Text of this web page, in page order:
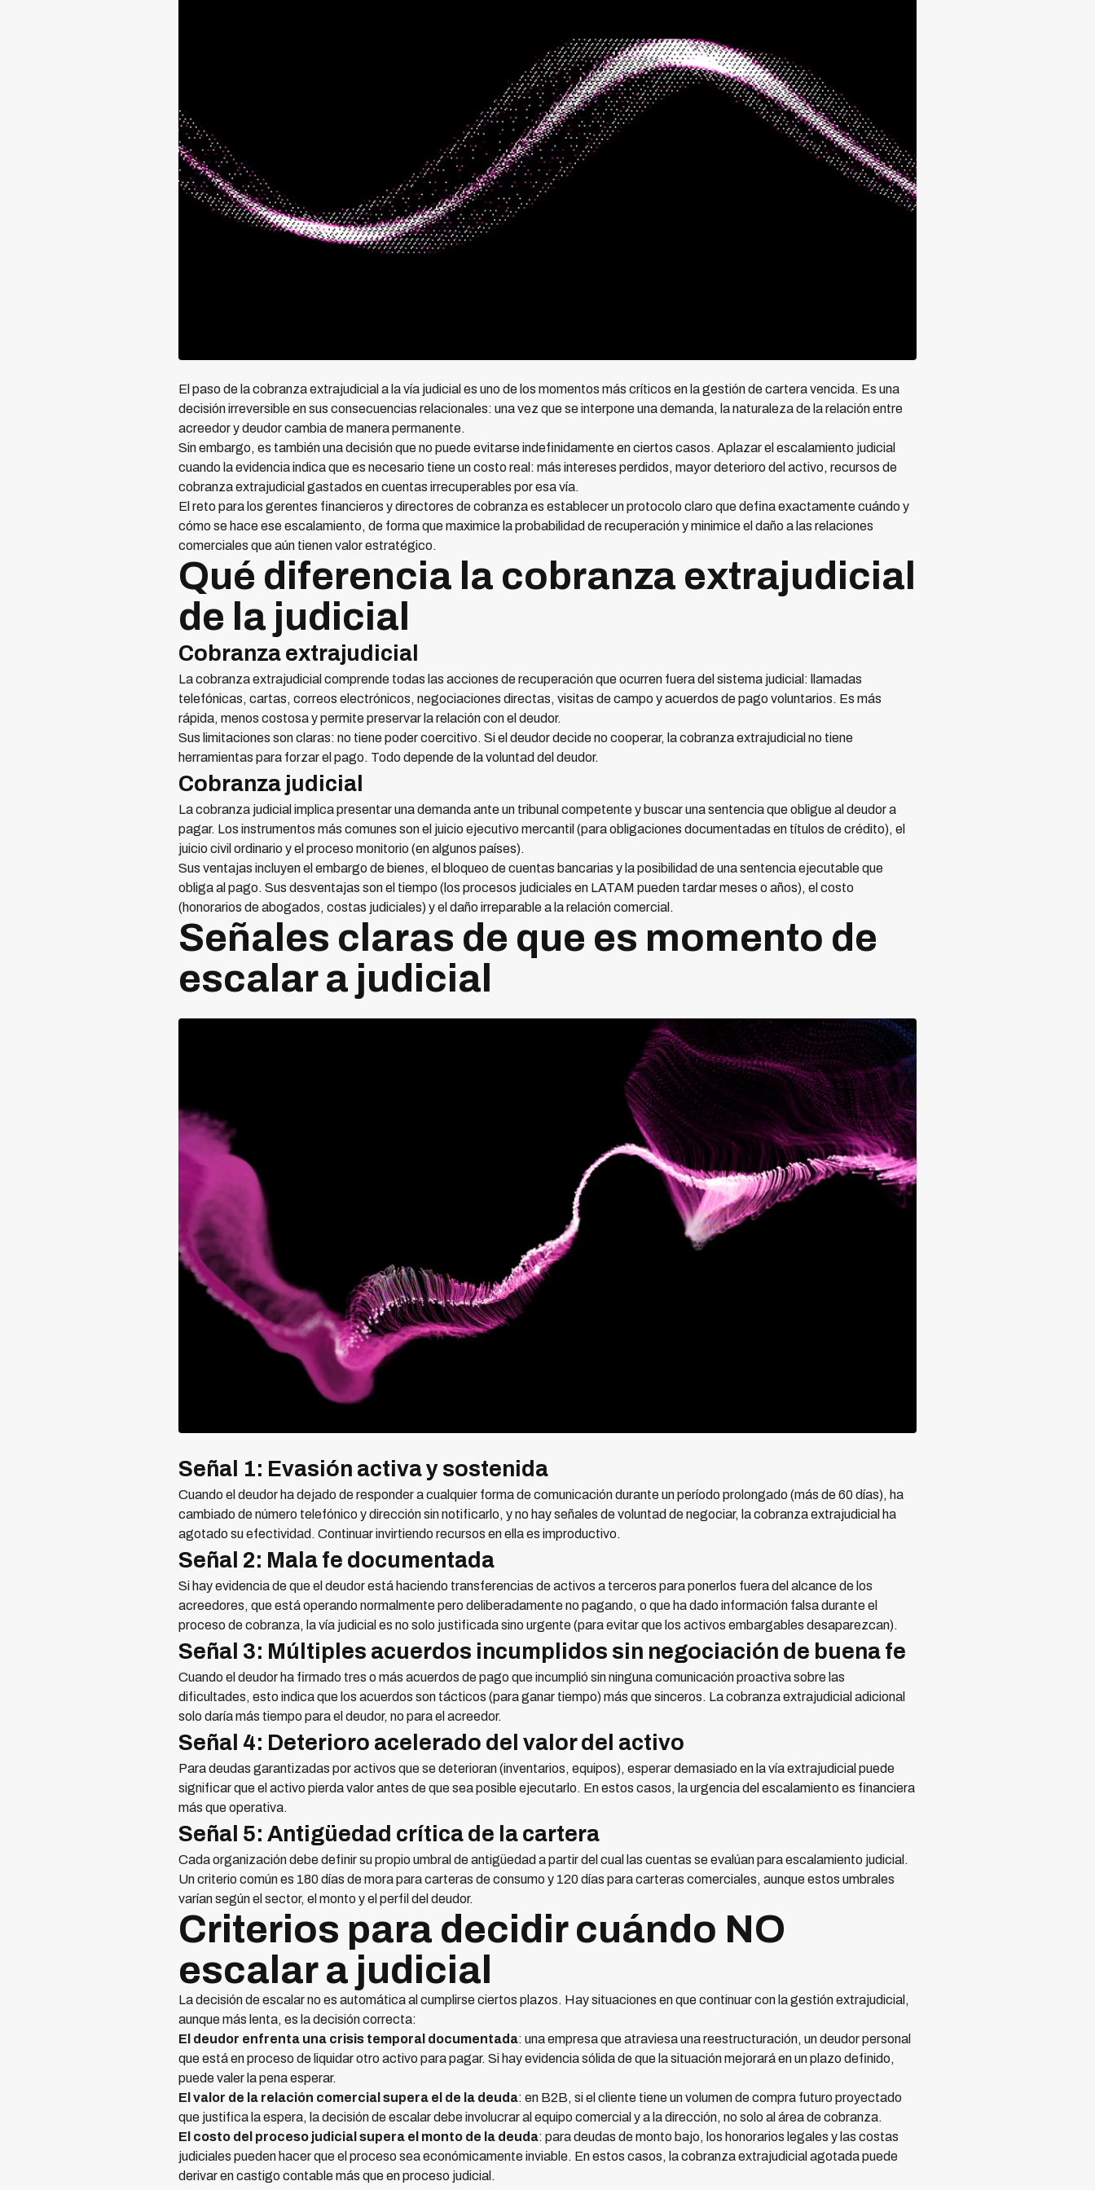
El paso de la cobranza extrajudicial a la vía judicial es uno de los momentos más críticos en la gestión de cartera vencida. Es una
decisión irreversible en sus consecuencias relacionales: una vez que se interpone una demanda, la naturaleza de la relación entre
acreedor y deudor cambia de manera permanente.
Sin embargo, es también una decisión que no puede evitarse indefinidamente en ciertos casos. Aplazar el escalamiento judicial
cuando la evidencia indica que es necesario tiene un costo real: más intereses perdidos, mayor deterioro del activo, recursos de
cobranza extrajudicial gastados en cuentas irrecuperables por esa vía.
El reto para los gerentes financieros y directores de cobranza es establecer un protocolo claro que defina exactamente cuándo y
cómo se hace ese escalamiento, de forma que maximice la probabilidad de recuperación y minimice el daño a las relaciones
comerciales que aún tienen valor estratégico.
Qué diferencia la cobranza extrajudicial
de la judicial
Cobranza extrajudicial
La cobranza extrajudicial comprende todas las acciones de recuperación que ocurren fuera del sistema judicial: llamadas
telefónicas, cartas, correos electrónicos, negociaciones directas, visitas de campo y acuerdos de pago voluntarios. Es más
rápida, menos costosa y permite preservar la relación con el deudor.
Sus limitaciones son claras: no tiene poder coercitivo. Si el deudor decide no cooperar, la cobranza extrajudicial no tiene
herramientas para forzar el pago. Todo depende de la voluntad del deudor.
Cobranza judicial
La cobranza judicial implica presentar una demanda ante un tribunal competente y buscar una sentencia que obligue al deudor a
pagar. Los instrumentos más comunes son el juicio ejecutivo mercantil (para obligaciones documentadas en títulos de crédito), el
juicio civil ordinario y el proceso monitorio (en algunos países).
Sus ventajas incluyen el embargo de bienes, el bloqueo de cuentas bancarias y la posibilidad de una sentencia ejecutable que
obliga al pago. Sus desventajas son el tiempo (los procesos judiciales en LATAM pueden tardar meses o años), el costo
(honorarios de abogados, costas judiciales) y el daño irreparable a la relación comercial.
Señales claras de que es momento de
escalar a judicial
Señal 1: Evasión activa y sostenida
Cuando el deudor ha dejado de responder a cualquier forma de comunicación durante un período prolongado (más de 60 días), ha
cambiado de número telefónico y dirección sin notificarlo, y no hay señales de voluntad de negociar, la cobranza extrajudicial ha
agotado su efectividad. Continuar invirtiendo recursos en ella es improductivo.
Señal 2: Mala fe documentada
Si hay evidencia de que el deudor está haciendo transferencias de activos a terceros para ponerlos fuera del alcance de los
acreedores, que está operando normalmente pero deliberadamente no pagando, o que ha dado información falsa durante el
proceso de cobranza, la vía judicial es no solo justificada sino urgente (para evitar que los activos embargables desaparezcan).
Señal 3: Múltiples acuerdos incumplidos sin negociación de buena fe
Cuando el deudor ha firmado tres o más acuerdos de pago que incumplió sin ninguna comunicación proactiva sobre las
dificultades, esto indica que los acuerdos son tácticos (para ganar tiempo) más que sinceros. La cobranza extrajudicial adicional
solo daría más tiempo para el deudor, no para el acreedor.
Señal 4: Deterioro acelerado del valor del activo
Para deudas garantizadas por activos que se deterioran (inventarios, equipos), esperar demasiado en la vía extrajudicial puede
significar que el activo pierda valor antes de que sea posible ejecutarlo. En estos casos, la urgencia del escalamiento es financiera
más que operativa.
Señal 5: Antigüedad crítica de la cartera
Cada organización debe definir su propio umbral de antigüedad a partir del cual las cuentas se evalúan para escalamiento judicial.
Un criterio común es 180 días de mora para carteras de consumo y 120 días para carteras comerciales, aunque estos umbrales
varían según el sector, el monto y el perfil del deudor.
Criterios para decidir cuándo NO
escalar a judicial
La decisión de escalar no es automática al cumplirse ciertos plazos. Hay situaciones en que continuar con la gestión extrajudicial,
aunque más lenta, es la decisión correcta:
El deudor enfrenta una crisis temporal documentada: una empresa que atraviesa una reestructuración, un deudor personal
que está en proceso de liquidar otro activo para pagar. Si hay evidencia sólida de que la situación mejorará en un plazo definido,
puede valer la pena esperar.
El valor de la relación comercial supera el de la deuda: en B2B, si el cliente tiene un volumen de compra futuro proyectado
que justifica la espera, la decisión de escalar debe involucrar al equipo comercial y a la dirección, no solo al área de cobranza.
El costo del proceso judicial supera el monto de la deuda: para deudas de monto bajo, los honorarios legales y las costas
judiciales pueden hacer que el proceso sea económicamente inviable. En estos casos, la cobranza extrajudicial agotada puede
derivar en castigo contable más que en proceso judicial.